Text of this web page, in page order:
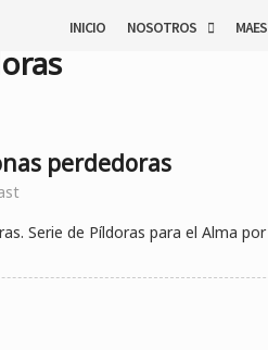
INICIO NOSOTROS
perdedoras
Serie de Píldoras para el Alma